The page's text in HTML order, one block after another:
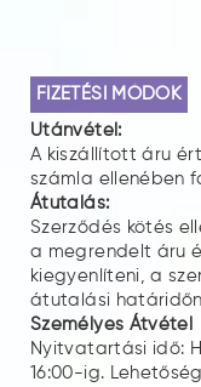
FIZETÉSI MÓDOK
Utánvétel:
A kiszállított áru
számla ellenében
Átutalás:
Szerződés kötés
a megrendelt áru
kiegyenlíteni, a
átutalási
Személyes
Nyitvatartási idő:
16:00-ig.